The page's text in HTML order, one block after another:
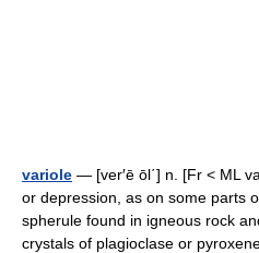
variole — [ver′ē ōl΄] n. [Fr < ML
or depression, as on some parts
spherule found in igneous rock
crystals of plagioclase or